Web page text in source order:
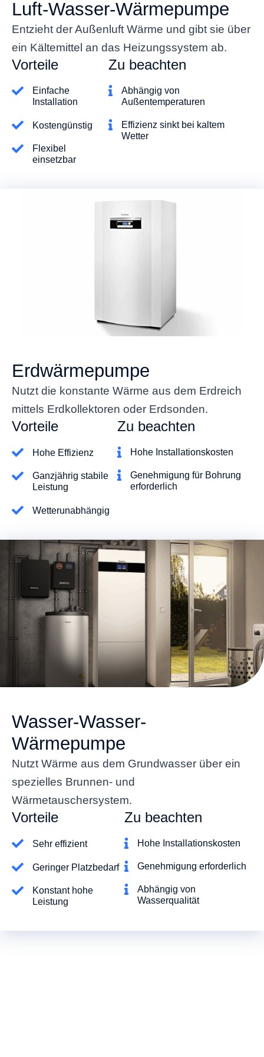
Luft-Wasser-Wärmepumpe
Entzieht der Außenluft Wärme und gibt sie über
ein Kältemittel an das Heizungssystem ab.
Vorteile
Einfache
Installation
Kostengünstig
Flexibel
einsetzbar
Zu beachten
Abhängig von
Außentemperaturen
Effizienz sinkt bei kaltem
Wetter
Erdwärmepumpe
Nutzt die konstante Wärme aus dem Erdreich
mittels Erdkollektoren oder Erdsonden.
Vorteile
Hohe Effizienz
Ganzjährig stabile
Leistung
Wetterunabhängig
Zu beachten
Hohe Installationskosten
Genehmigung für Bohrung
erforderlich
Wasser-Wasser-
Wärmepumpe
Nutzt Wärme aus dem Grundwasser über ein
spezielles Brunnen- und
Wärmetauschersystem.
Vorteile
Sehr effizient
Geringer Platzbedarf
Konstant hohe
Leistung
Zu beachten
Hohe Installationskosten
Genehmigung erforderlich
Abhängig von
Wasserqualität